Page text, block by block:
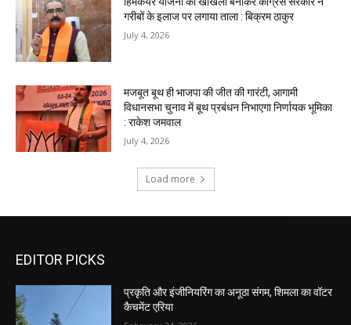
EDITOR PICKS
प्रकृति और इंजीनियरिंग का अनूठा संगम, शिमला का वॉटर
कैचमेंट एरिया